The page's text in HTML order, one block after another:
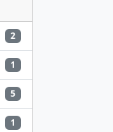
2
1
5
1